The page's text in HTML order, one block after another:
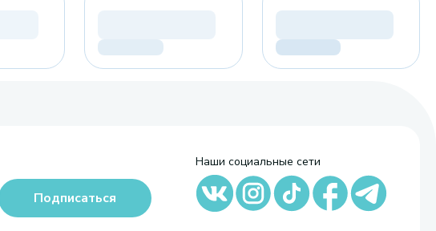
Подписаться
Наши социальные сети